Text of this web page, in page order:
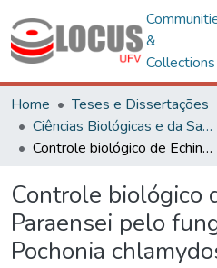
&
Collections
Home
Teses e Dissertações
Ciências Biológicas e da Saúde
Controle biológico de Echinostoma Paraensei pelo fungo nematófago Pochonia chlamydosporia
Controle biológico
Paraensei pelo
Pochonia